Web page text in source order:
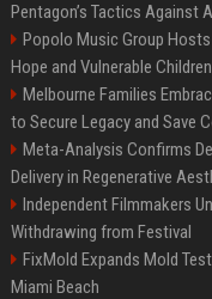
Pentagon’s Tactics Against
Popolo Music Group
Hope and Vulnerable
Melbourne Families
to Secure Legacy and Save
Meta-Analysis Confirms
Delivery in Regenerative
Independent Filmmakers
Withdrawing from Festival
FixMold Expands Mold
Miami Beach